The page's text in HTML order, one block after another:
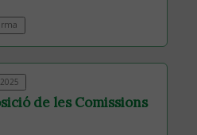
de les Comissions